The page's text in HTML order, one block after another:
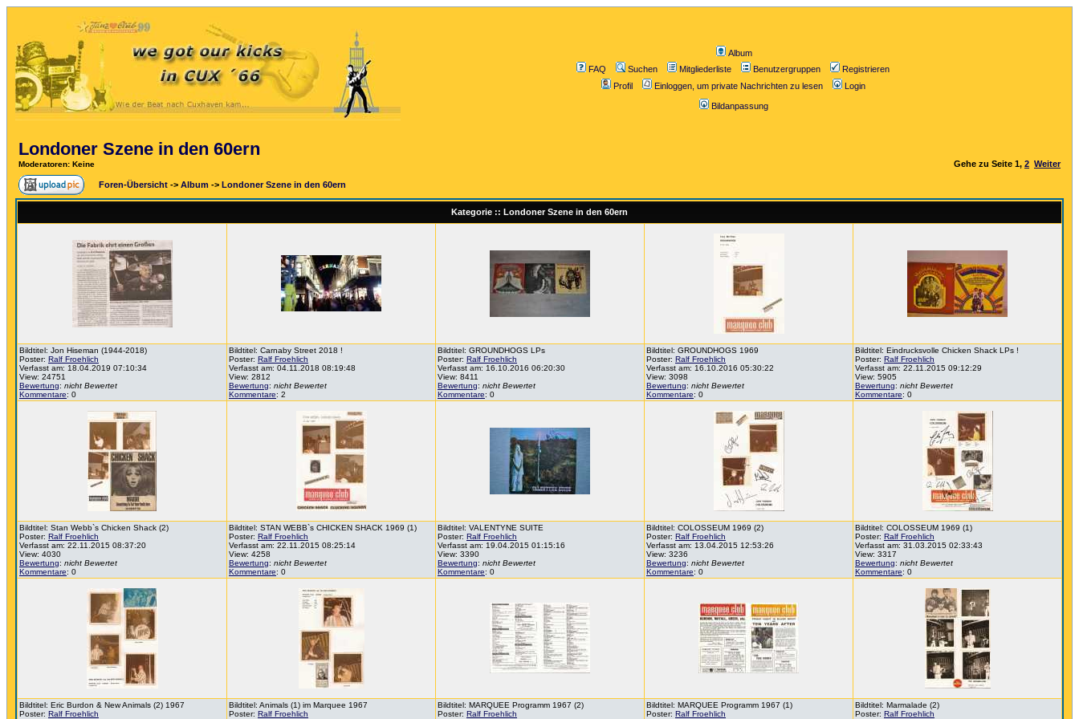
Album
FAQ
Suchen Mitgliederliste Benutzergruppen
Registrieren
Profil
Einloggen, um private Nachrichten zu lesen Login
Bildanpassung
Londoner Szene in den 60ern
Moderatoren: Keine Gehe zu Seite 1, 2 Weiter
Foren-Übersicht -> Album -> Londoner Szene in den 60ern
Kategorie :: Londoner Szene in den 60ern
Bildtitel: Jon Hiseman (1944-2018)
Poster: Ralf Froehlich
Verfasst am: 18.04.2019 07:10:34
View: 24751
Bewertung: nicht Bewertet
Kommentare: 0
Bildtitel: Carnaby Street 2018 !
Poster: Ralf Froehlich
Verfasst am: 04.11.2018 08:19:48
View: 2812
Bewertung: nicht Bewertet
Kommentare: 2
Bildtitel: GROUNDHOGS LPs
Poster: Ralf Froehlich
Verfasst am: 16.10.2016 06:20:30
View: 8411
Bewertung: nicht Bewertet
Kommentare: 0
Bildtitel: GROUNDHOGS 1969
Poster: Ralf Froehlich
Verfasst am: 16.10.2016 05:30:22
View: 3098
Bewertung: nicht Bewertet
Kommentare: 0
Bildtitel: Eindrucksvolle Chicken Shack LPs !
Poster: Ralf Froehlich
Verfasst am: 22.11.2015 09:12:29
View: 5905
Bewertung: nicht Bewertet
Kommentare: 0
Bildtitel: Stan Webb`s Chicken Shack (2)
Poster: Ralf Froehlich
Verfasst am: 22.11.2015 08:37:20
View: 4030
Bewertung: nicht Bewertet
Kommentare: 0
Bildtitel: STAN WEBB`s CHICKEN SHACK 1969 (1)
Poster: Ralf Froehlich
Verfasst am: 22.11.2015 08:25:14
View: 4258
Bewertung: nicht Bewertet
Kommentare: 0
Bildtitel: VALENTYNE SUITE
Poster: Ralf Froehlich
Verfasst am: 19.04.2015 01:15:16
View: 3390
Bewertung: nicht Bewertet
Kommentare: 0
Bildtitel: COLOSSEUM 1969 (2)
Poster: Ralf Froehlich
Verfasst am: 13.04.2015 12:53:26
View: 3236
Bewertung: nicht Bewertet
Kommentare: 0
Bildtitel: COLOSSEUM 1969 (1)
Poster: Ralf Froehlich
Verfasst am: 31.03.2015 02:33:43
View: 3317
Bewertung: nicht Bewertet
Kommentare: 0
Bildtitel: Eric Burdon & New Animals (2) 1967
Poster: Ralf Froehlich
Bildtitel: Animals (1) im Marquee 1967
Poster: Ralf Froehlich
Bildtitel: MARQUEE Programm 1967 (2)
Poster: Ralf Froehlich
Bildtitel: MARQUEE Programm 1967 (1)
Poster: Ralf Froehlich
Bildtitel: Marmalade (2)
Poster: Ralf Froehlich